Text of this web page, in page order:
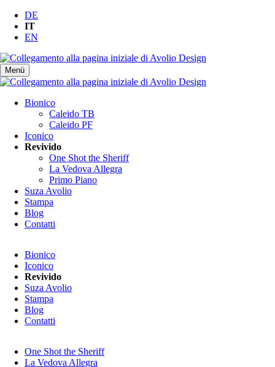
DE
IT
EN
Menü
navigazione
Bionico
Caleido TB
Caleido PF
Iconico
Revivido
One Shot the Sheriff
La Vedova Allegra
Primo Piano
Suza Avolio
Stampa
Blog
Contatti
navigazione
Bionico
Iconico
Revivido
Suza Avolio
Stampa
Blog
Contatti
navigazione
One Shot the Sheriff
La Vedova Allegra